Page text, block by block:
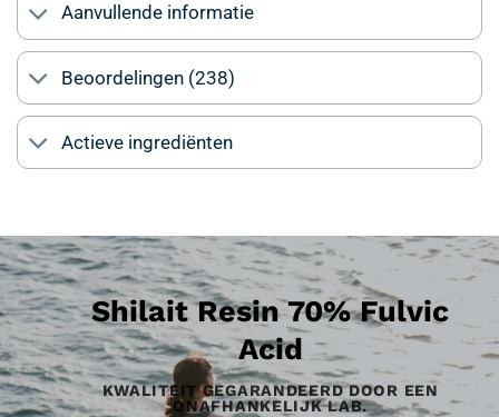
Aanvullende informatie
Beoordelingen (238)
Actieve ingrediënten
Shilait Resin 70% Fulvic
Acid
KWALITEIT GEGARANDEERD DOOR EEN
ONAFHANKELIJK LAB.